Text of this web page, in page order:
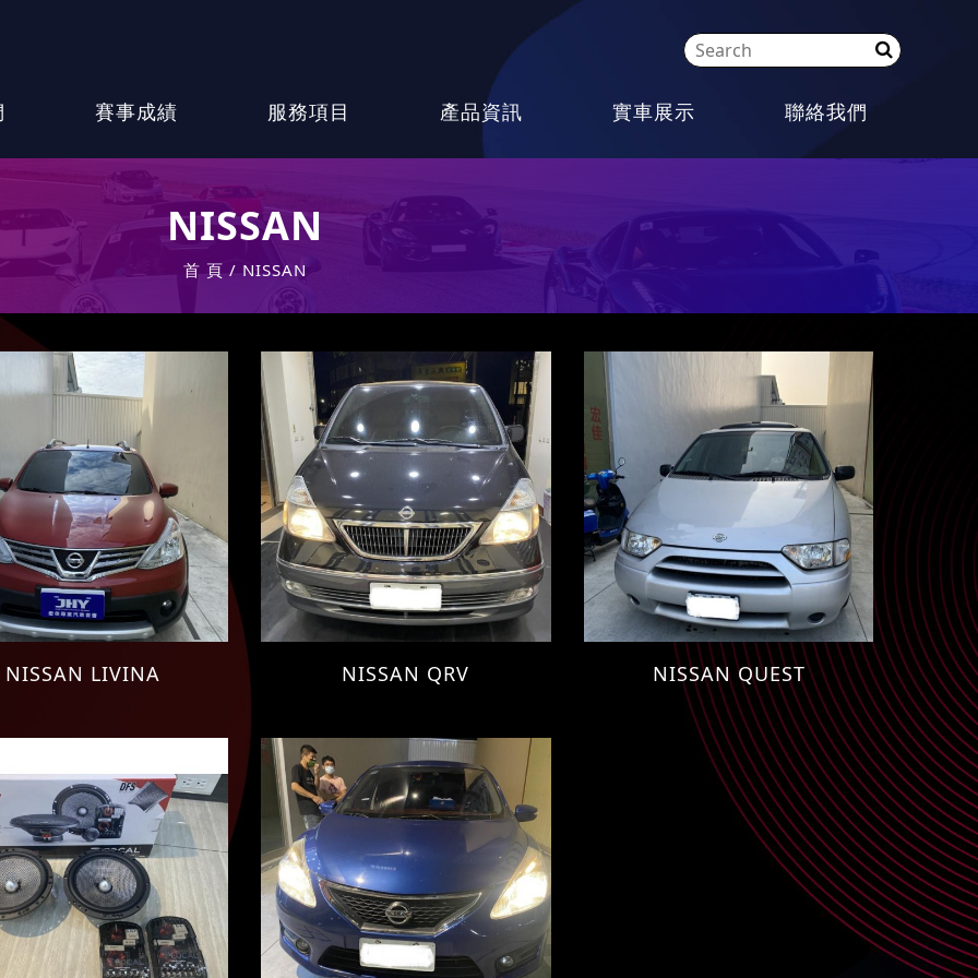
賽事成績 服務項目 產品資訊 實車展示 聯絡我們
NISSAN
首 頁 NISSAN
NISSAN LIVINA NISSAN QRV NISSAN QUEST